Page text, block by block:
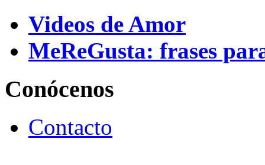
Videos de Amor
MeReGusta: frases
Conócenos
Contacto